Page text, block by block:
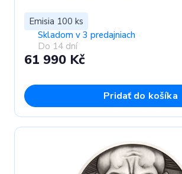
Emisia 100 ks
Skladom v 3 predajniach
Do 14 dní
61 990 Kč
Pridať do košíka